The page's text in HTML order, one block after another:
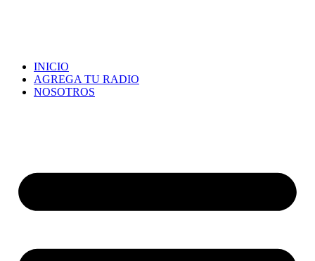
INICIO
AGREGA TU RADIO
NOSOTROS